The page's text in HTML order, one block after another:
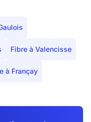
Fibre à Valencisse
à Françay